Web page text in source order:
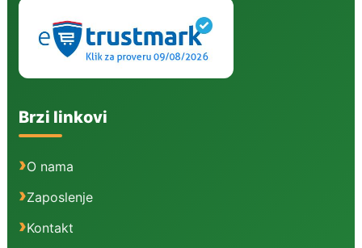
Brzi linkovi
O nama
Zaposlenje
Kontakt